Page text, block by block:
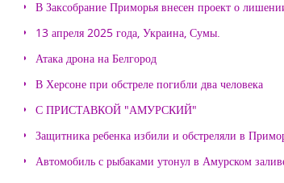
В Заксобрание Приморья внесен проект о
13 апреля 2025 года, Украина, Сумы.
Атака дрона на Белгород
В Херсоне при обстреле погибли два человека
С ПРИСТАВКОЙ "АМУРСКИЙ"
Защитника ребенка избили и обстреляли в
Автомобиль с рыбаками утонул в Амурском